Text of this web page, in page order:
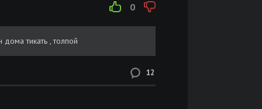
0
тикать , толпой
12